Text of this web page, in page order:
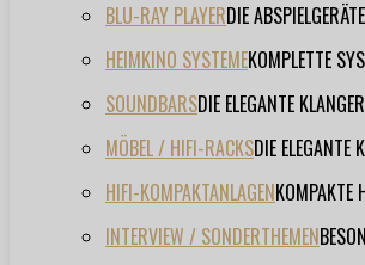
BLU-RAY PLAYERDIE ABSPIELGERÄTE
HEIMKINO SYSTEMEKOMPLETTE
SOUNDBARSDIE ELEGANTE
MÖBEL / HIFI-RACKSDIE ELEGANTE
HIFI-KOMPAKTANLAGENKOMPAKTE
INTERVIEW / SONDERTHEMEN